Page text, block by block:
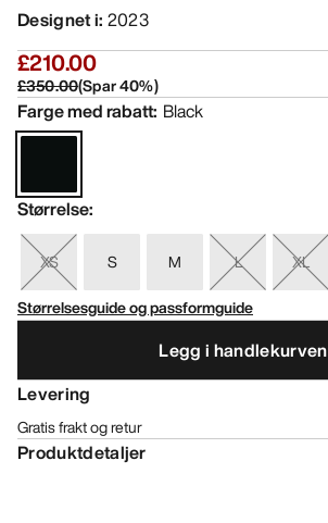
Designet i: 2023
£210.00
£350.00(Spar40%)
Farge med rabatt: Black
Størrelse:
XS S M L
XL
Størrelsesguide og passformguide
Legg i handlekurven
Levering
Gratis frakt og retur
Produktdetaljer